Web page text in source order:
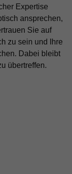
Expertise
ansprechen,
Sie auf
zu sein und Ihre
Dabei bleibt
übertreffen.